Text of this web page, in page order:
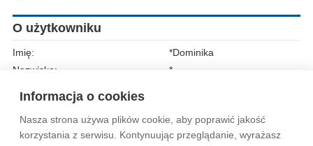
Informacja o cookies
Nasza strona używa plików cookie, aby poprawić jakość
korzystania z serwisu. Kontynuując przeglądanie, wyrażasz
O użytkowniku
Imię:
*Dominika
Nazwisko:
*
Wytyczne dla społeczności Regulamin Prywatność